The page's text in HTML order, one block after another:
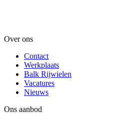
Over ons
Contact
Werkplaats
Balk Rijwielen
Vacatures
Nieuws
Ons aanbod